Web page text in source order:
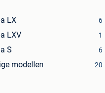
LX
6
LXV 1
S 6
modellen 20